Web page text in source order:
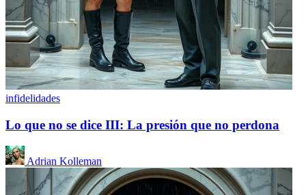
infidelidades
Lo que no se dice III: La presión que no perdona
Adrian Kolleman